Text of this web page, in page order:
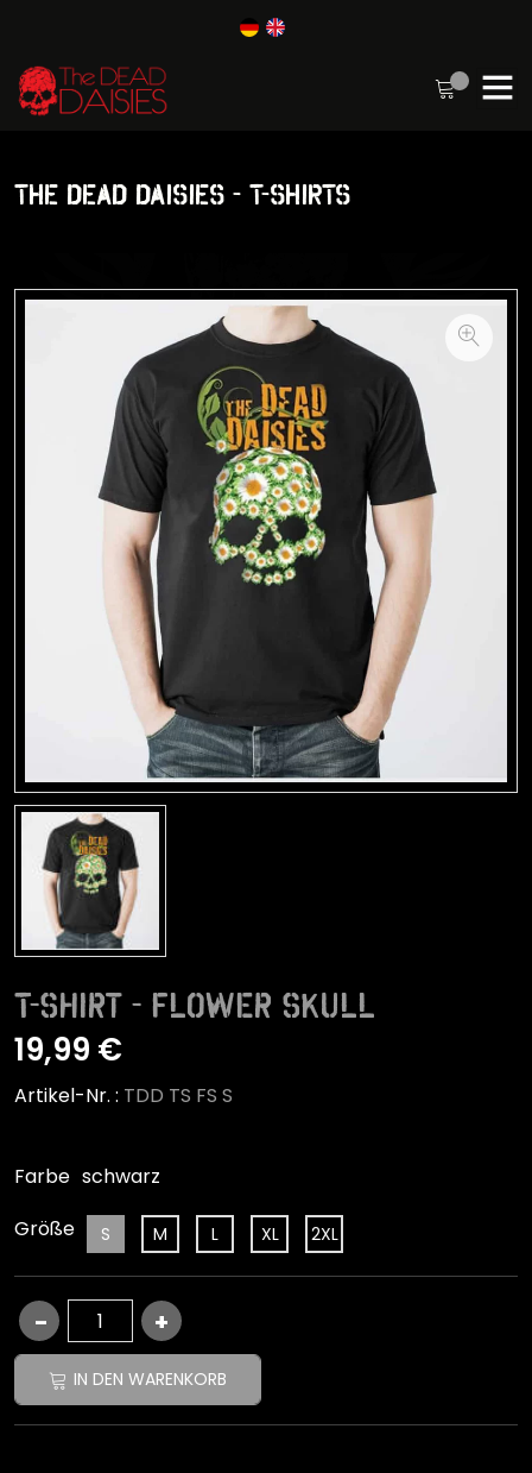
THE DEAD DAISIES - T-SHIRTS
T-Shirt - Flower Skull
19,99 €
Artikel-Nr. : TDD TS FS S
Farbe schwarz
Größe
S M L XL 2XL
IN DEN WARENKORB